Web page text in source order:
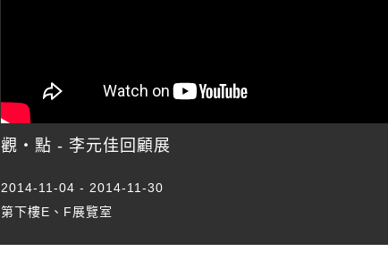
觀‧點 - 李元佳回顧展
2014-11-04 - 2014-11-30
第下樓E、F展覽室